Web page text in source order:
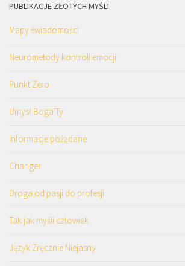
PUBLIKACJE ZŁOTYCH MYŚLI
Mapy świadomości
Neurometody kontroli emocji
Punkt Zero
Umysł Boga'Ty
Informacje pożądane
Changer
Droga od pasji do profesji
Tak jak myśli człowiek
Język Zręcznie Niejasny